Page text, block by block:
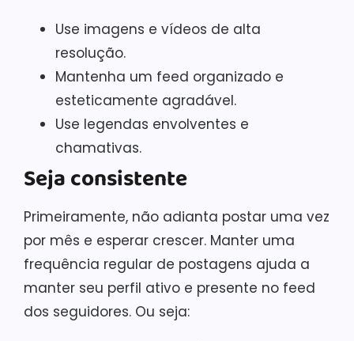
Use imagens e vídeos de alta
resolução.
Mantenha um feed organizado e
esteticamente agradável.
Use legendas envolventes e
chamativas.
Seja consistente
Primeiramente, não adianta postar uma vez
por mês e esperar crescer. Manter uma
frequência regular de postagens ajuda a
manter seu perfil ativo e presente no feed
dos seguidores. Ou seja: